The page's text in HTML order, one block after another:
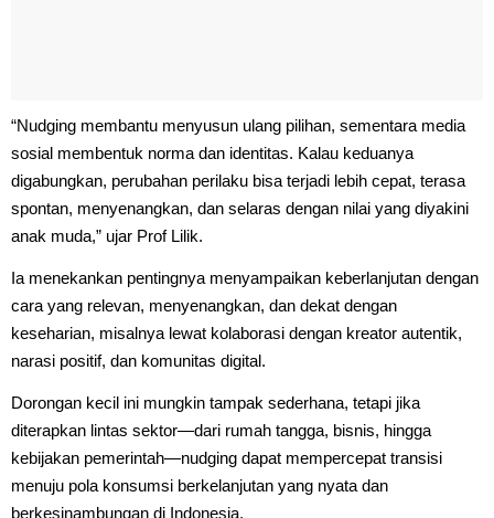
“Nudging membantu menyusun ulang pilihan, sementara media
sosial membentuk norma dan identitas. Kalau keduanya
digabungkan, perubahan perilaku bisa terjadi lebih cepat, terasa
spontan, menyenangkan, dan selaras dengan nilai yang diyakini
anak muda,” ujar Prof Lilik.
Ia menekankan pentingnya menyampaikan keberlanjutan dengan
cara yang relevan, menyenangkan, dan dekat dengan
keseharian, misalnya lewat kolaborasi dengan kreator autentik,
narasi positif, dan komunitas digital.
Dorongan kecil ini mungkin tampak sederhana, tetapi jika
diterapkan lintas sektor—dari rumah tangga, bisnis, hingga
kebijakan pemerintah—nudging dapat mempercepat transisi
menuju pola konsumsi berkelanjutan yang nyata dan
berkesinambungan di Indonesia.